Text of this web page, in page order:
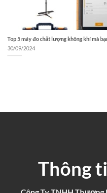
Top 5 máy đo chất lượng không khí mà
30/09/2024
Thông